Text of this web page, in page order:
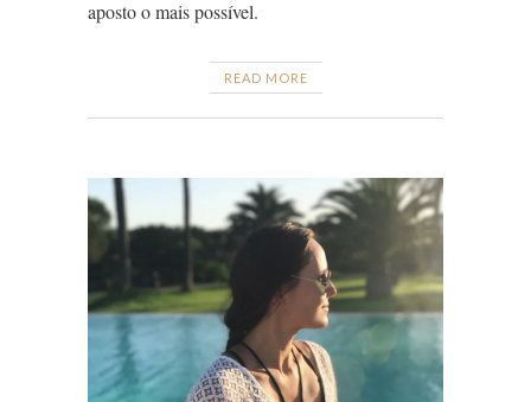
aposto o mais possível.
READ MORE